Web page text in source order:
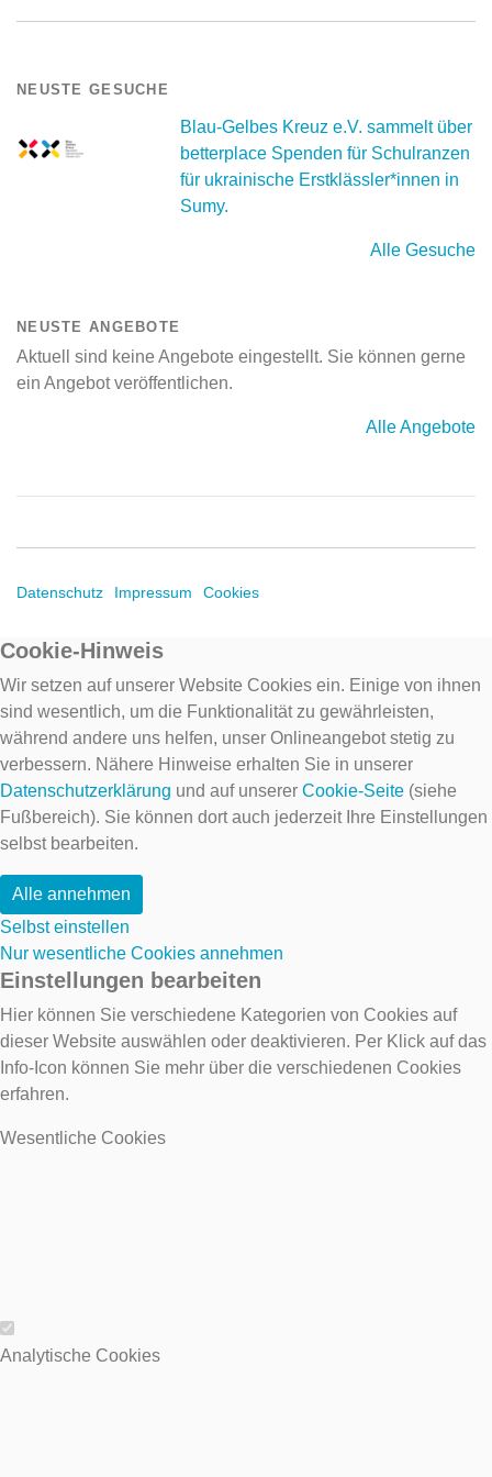
NEUSTE GESUCHE
Blau-Gelbes Kreuz e.V. sammelt über
betterplace Spenden für Schulranzen
für ukrainische Erstklässler*innen in
Sumy.
Alle Gesuche
NEUSTE ANGEBOTE
Aktuell sind keine Angebote eingestellt. Sie können gerne
ein Angebot veröffentlichen.
Alle Angebote
Datenschutz Impressum Cookies
Cookie-Hinweis
Wir setzen auf unserer Website Cookies ein. Einige von ihnen
sind wesentlich, um die Funktionalität zu gewährleisten,
während andere uns helfen, unser Onlineangebot stetig zu
verbessern. Nähere Hinweise erhalten Sie in unserer
Datenschutzerklärung und auf unserer Cookie-Seite (siehe
Fußbereich). Sie können dort auch jederzeit Ihre Einstellungen
selbst bearbeiten.
Alle annehmen
Selbst einstellen
Nur wesentliche Cookies annehmen
Einstellungen bearbeiten
Hier können Sie verschiedene Kategorien von Cookies auf
dieser Website auswählen oder deaktivieren. Per Klick auf das
Info-Icon können Sie mehr über die verschiedenen Cookies
erfahren.
Wesentliche Cookies
Wesentliche Cookies
Analytische Cookies